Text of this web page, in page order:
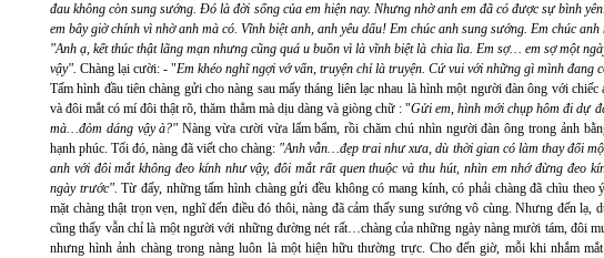
đau không còn sung sướng. Đó là đời sống của em hiện nay. Nhưng nhờ anh em đã có được sự bình
em bây giờ chính vì nhờ anh mà có. Vĩnh biệt anh, anh yêu dấu! Em chúc anh sung sướng. Em chúc
"Anh ạ, kết thúc thật lãng mạn nhưng cũng quá u buồn vì là vĩnh biệt là chia lìa. Em sợ… em sợ một
vậy". Chàng lại cười: - "Em khéo nghĩ ngợi vớ vẩn, truyện chỉ là truyện. Cứ vui với những gì mình đang
Tấm hình đầu tiên chàng gửi cho nàng sau mấy tháng liên lạc nhau là hình một người đàn ông với
và đôi mắt có mí đôi thật rõ, thăm thẳm mà dịu dàng và giòng chữ : "Gửi em, hình mới chụp hôm đi dự
mà…đỏm dáng vậy à?" Nàng vừa cười vừa lẩm bẩm, rồi chăm chú nhìn người đàn ông trong ảnh
hạnh phúc. Tối đó, nàng đã viết cho chàng: "Anh vẫn…đẹp trai như xưa, dù thời gian có làm thay đổi
anh với đôi mắt không đeo kính như vậy, đôi mắt rất quen thuộc và thu hút, nhìn em nhớ đừng đeo
ngày trước". Từ đấy, những tấm hình chàng gửi đều không có mang kính, có phải chàng đã chìu theo
mặt chàng thật trọn vẹn, nghĩ đến điều đó thôi, nàng đã cảm thấy sung sướng vô cùng. Nhưng đến lạ,
cũng thấy vẫn chỉ là một người với những đường nét rất…chàng của những ngày nàng mười tám, đôi
nhưng hình ảnh chàng trong nàng luôn là một hiện hữu thường trực. Cho đến giờ, mỗi khi nhắm